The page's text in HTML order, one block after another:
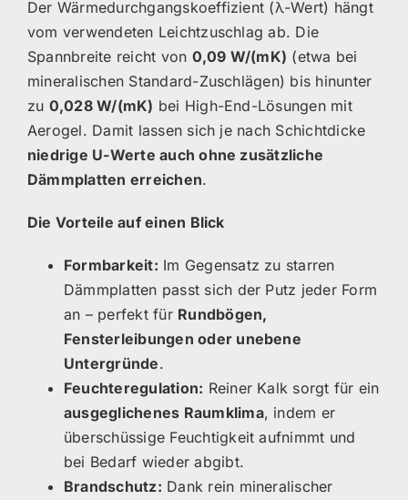
Der Wärmedurchgangskoeffizient (λ-Wert) hängt
vom verwendeten Leichtzuschlag ab. Die
Spannbreite reicht von 0,09 W/(mK) (etwa bei
mineralischen Standard-Zuschlägen) bis hinunter
zu 0,028 W/(mK) bei High-End-Lösungen mit
Aerogel. Damit lassen sich je nach Schichtdicke
niedrige U-Werte auch ohne zusätzliche
Dämmplatten erreichen.
Die Vorteile auf einen Blick
Formbarkeit: Im Gegensatz zu starren
Dämmplatten passt sich der Putz jeder Form
an – perfekt für Rundbögen,
Fensterleibungen oder unebene
Untergründe.
Feuchteregulation: Reiner Kalk sorgt für ein
ausgeglichenes Raumklima, indem er
überschüssige Feuchtigkeit aufnimmt und
bei Bedarf wieder abgibt.
Brandschutz: Dank rein mineralischer